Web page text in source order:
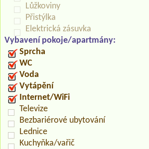
Lůžkoviny
Přistýlka
Elektrická zásuvka
Vybavení pokoje/apartmány:
Sprcha
WC
Voda
Vytápění
Internet/WiFi
Televize
Bezbariérové ubytování
Lednice
Kuchyňka/vařič